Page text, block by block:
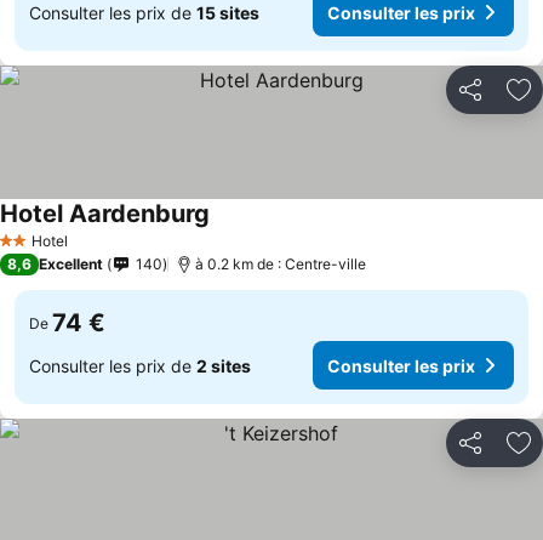
Consulter les prix de 15 sites Consulter les prix
Partager
2 Étoiles
Hotel
Hotel Aardenburg
8,6 Excellent 140 à 0.2 km de : Centre-ville
De 74 €
Consulter les prix de 2 sites Consulter les prix
Partager